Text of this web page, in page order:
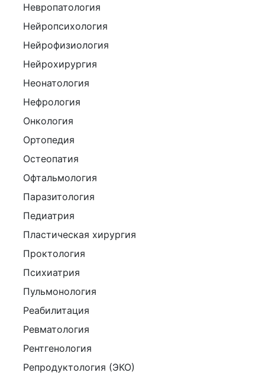
Невропатология
Нейропсихология
Нейрофизиология
Нейрохирургия
Неонатология
Нефрология
Онкология
Ортопедия
Остеопатия
Офтальмология
Паразитология
Педиатрия
Пластическая хирургия
Проктология
Психиатрия
Пульмонология
Реабилитация
Ревматология
Рентгенология
Репродуктология (ЭКО)